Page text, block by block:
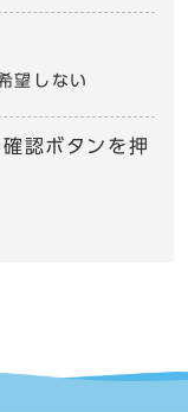
望しない
認ボタンを押